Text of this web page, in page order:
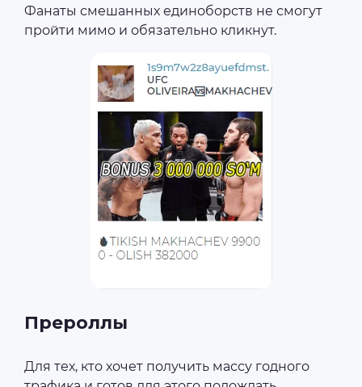
Фанаты смешанных единоборств не смогут
пройти мимо и обязательно кликнут.
Прероллы
Для тех, кто хочет получить массу годного